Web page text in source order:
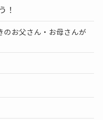
！
のお父さん・お母さんが